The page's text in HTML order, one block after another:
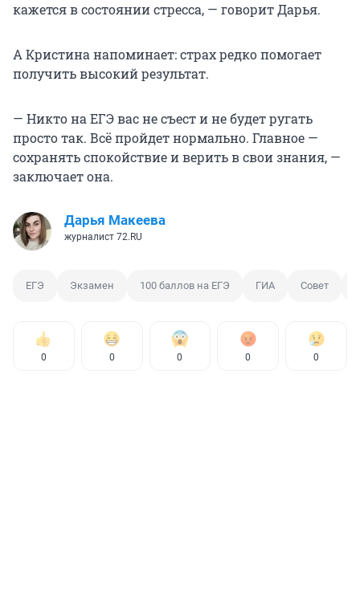
кажется в состоянии стресса, — говорит Дарья.
А Кристина напоминает: страх редко помогает
получить высокий результат.
— Никто на ЕГЭ вас не съест и не будет ругать
просто так. Всё пройдет нормально. Главное —
сохранять спокойствие и верить в свои знания, —
заключает она.
Дарья Макеева
журналист 72.RU
ЕГЭ Экзамен 100 баллов на ЕГЭ ГИА Совет
0 0 0 0 0